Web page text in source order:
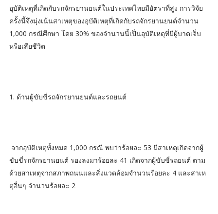
อุบัติเหตุที่เกิดกับรถจักรยานยนต์ในประเทศไทยมีอัตราที่สูง การวิจัย
ครั้งนี้จึงมุ่งเน้นสาเหตุของอุบัติเหตุที่เกิดกับรถจักรยานยนต์จำนวน
1,000 กรณีศึกษา โดย 30% ของจำนวนนี้เป็นอุบัติเหตุที่มีผู้บาดเจ็บ
หรือเสียชีวิต
1. ด้านผู้ขับขี่รถจักรยานยนต์และรถยนต์
​ จากอุบัติเหตุทั้งหมด 1,000 กรณี พบว่าร้อยละ 53 มีสาเหตุเกิดจากผู้
ขับขี่รถจักรยานยนต์ รองลงมาร้อยละ 41 เกิดจากผู้ขับขี่รถยนต์ ตาม
ด้วยสาเหตุจากสภาพถนนและสิ่งแวดล้อมจำนวนร้อยละ 4 และสาเห
ตุอื่นๆ จำนวนร้อยละ 2